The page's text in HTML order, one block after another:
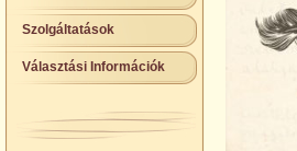
Szolgáltatások
Választási Információk